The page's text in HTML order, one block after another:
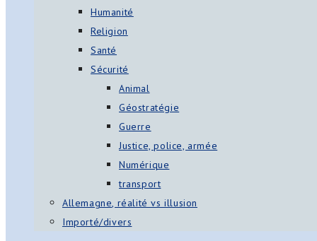
Humanité
Religion
Santé
Sécurité
Animal
Géostratégie
Guerre
Justice, police, armée
Numérique
transport
Allemagne, réalité vs illusion
Importé/divers